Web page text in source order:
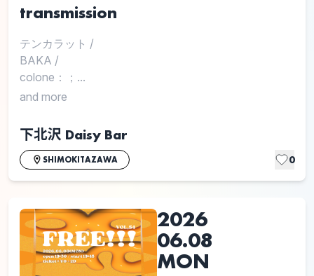
transmission
テンカラット /
BAKA /
colone：；...
and more
下北沢 Daisy Bar
SHIMOKITAZAWA 0
2026
06.08
MON